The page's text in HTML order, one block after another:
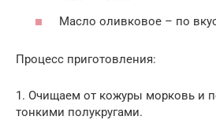
Масло оливковое – по
Процесс приготовления:
1. Очищаем от кожуры морковь и
тонкими полукругами.